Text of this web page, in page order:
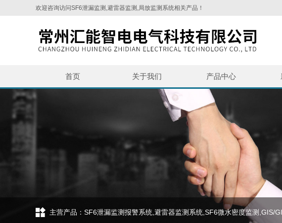
欢迎咨询访问SF6泄漏监测,避雷器监测,局放监测系统相关产品！
首页 关于我们 产品中心